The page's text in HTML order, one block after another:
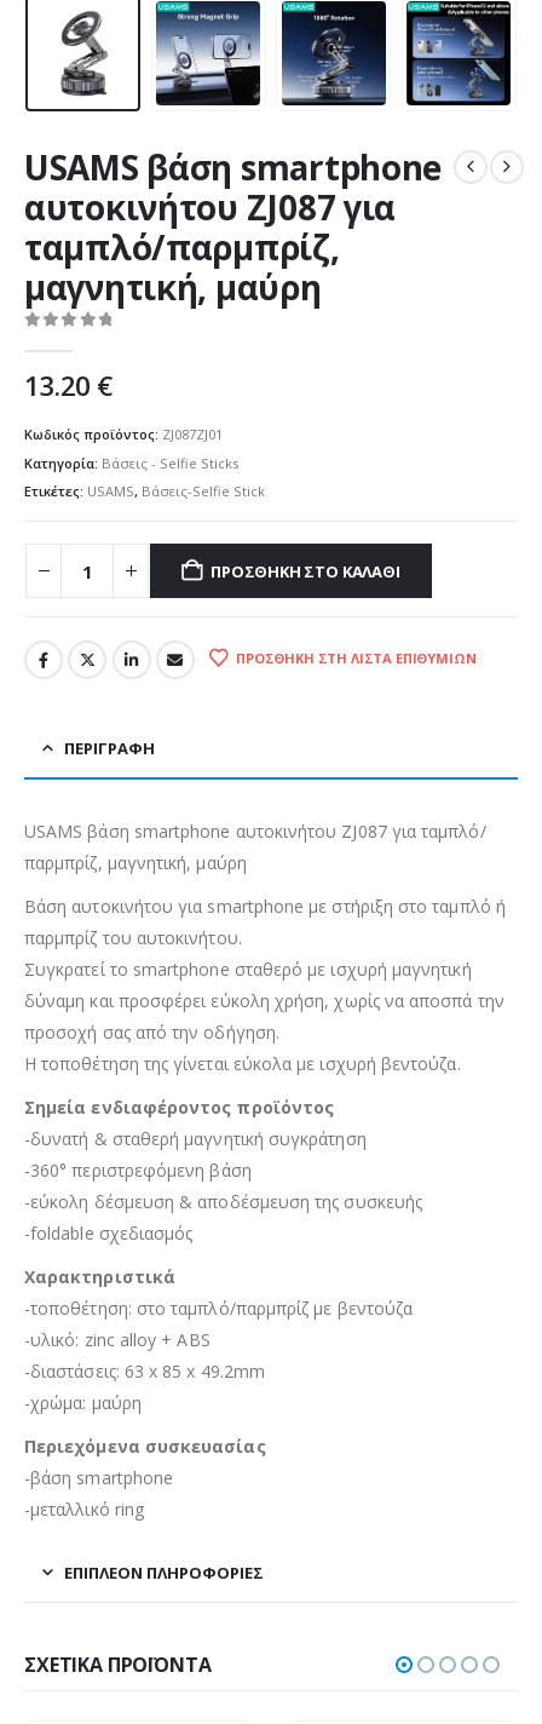
USAMS βάση smartphone
αυτοκινήτου ZJ087 για
ταμπλό/παρμπρίζ,
μαγνητική, μαύρη
13.20 €
Κωδικός προϊόντος: ZJ087ZJ01
Κατηγορία: Βάσεις - Selfie Sticks
Ετικέτες: USAMS, Βάσεις-Selfie Stick
ΠΡΟΣΘΉΚΗ ΣΤΟ ΚΑΛΆΘΙ
ΠΡΟΣΘΉΚΗ ΣΤΗ ΛΊΣΤΑ ΕΠΙΘΥΜΙΏΝ
ΠΕΡΙΓΡΑΦΉ
USAMS βάση smartphone αυτοκινήτου ZJ087 για ταμπλό/
παρμπρίζ, μαγνητική, μαύρη
Βάση αυτοκινήτου για smartphone με στήριξη στο ταμπλό ή
παρμπρίζ του αυτοκινήτου.
Συγκρατεί το smartphone σταθερό με ισχυρή μαγνητική
δύναμη και προσφέρει εύκολη χρήση, χωρίς να αποσπά την
προσοχή σας από την οδήγηση.
Η τοποθέτηση της γίνεται εύκολα με ισχυρή βεντούζα.
Σημεία ενδιαφέροντος προϊόντος
-δυνατή & σταθερή μαγνητική συγκράτηση
-360° περιστρεφόμενη βάση
-εύκολη δέσμευση & αποδέσμευση της συσκευής
-foldable σχεδιασμός
Χαρακτηριστικά
-τοποθέτηση: στο ταμπλό/παρμπρίζ με βεντούζα
-υλικό: zinc alloy + ABS
-διαστάσεις: 63 x 85 x 49.2mm
-χρώμα: μαύρη
Περιεχόμενα συσκευασίας
-βάση smartphone
-μεταλλικό ring
ΕΠΙΠΛΈΟΝ ΠΛΗΡΟΦΟΡΊΕΣ
ΣΧΕΤΙΚΆ ΠΡΟΪΌΝΤΑ